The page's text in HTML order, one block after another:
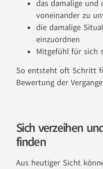
das damalige und
voneinander zu
die damalige
einzuordnen
Mitgefühl für sich
So entsteht oft Schritt
Bewertung der
Sich verzeihen
finden
Aus heutiger Sicht